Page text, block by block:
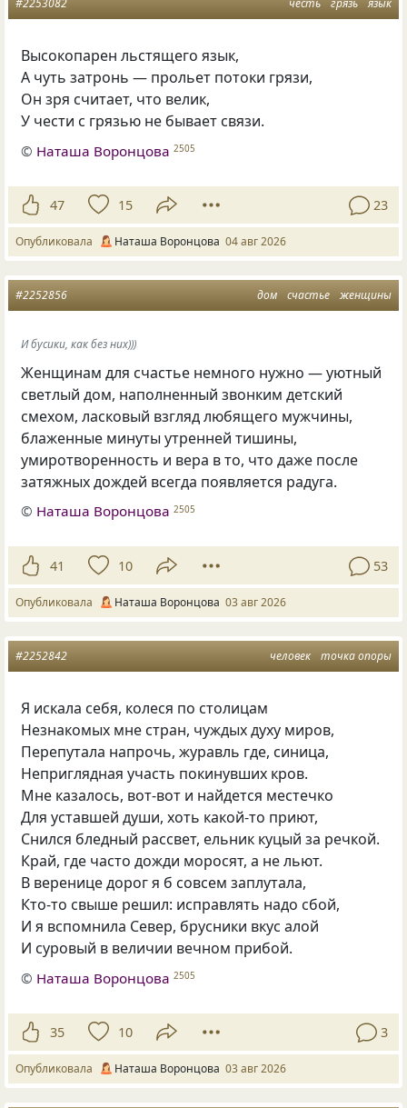
честь грязь язык
#2253082
Высокопарен льстящего язык,
А чуть затронь — прольет потоки грязи,
Он зря считает, что велик,
У чести с грязью не бывает связи.
© Наташа Воронцова 2505
47 15 23
Опубликовала Наташа Воронцова 04 авг 2026
дом счастье женщины
#2252856
И бусики, как без них)))
Женщинам для счастье немного нужно — уютный
светлый дом, наполненный звонким детский
смехом, ласковый взгляд любящего мужчины,
блаженные минуты утренней тишины,
умиротворенность и вера в то, что даже после
затяжных дождей всегда появляется радуга.
© Наташа Воронцова 2505
41 10 53
Опубликовала Наташа Воронцова 03 авг 2026
человек точка опоры
#2252842
Я искала себя, колеся по столицам
Незнакомых мне стран, чуждых духу миров,
Перепутала напрочь, журавль где, синица,
Неприглядная участь покинувших кров.
Мне казалось, вот-вот и найдется местечко
Для уставшей души, хоть какой-то приют,
Снился бледный рассвет, ельник куцый за речкой.
Край, где часто дожди моросят, а не льют.
В веренице дорог я б совсем заплутала,
Кто-то свыше решил: исправлять надо сбой,
И я вспомнила Север, брусники вкус алой
И суровый в величии вечном прибой.
© Наташа Воронцова 2505
35 10 3
Опубликовала Наташа Воронцова 03 авг 2026